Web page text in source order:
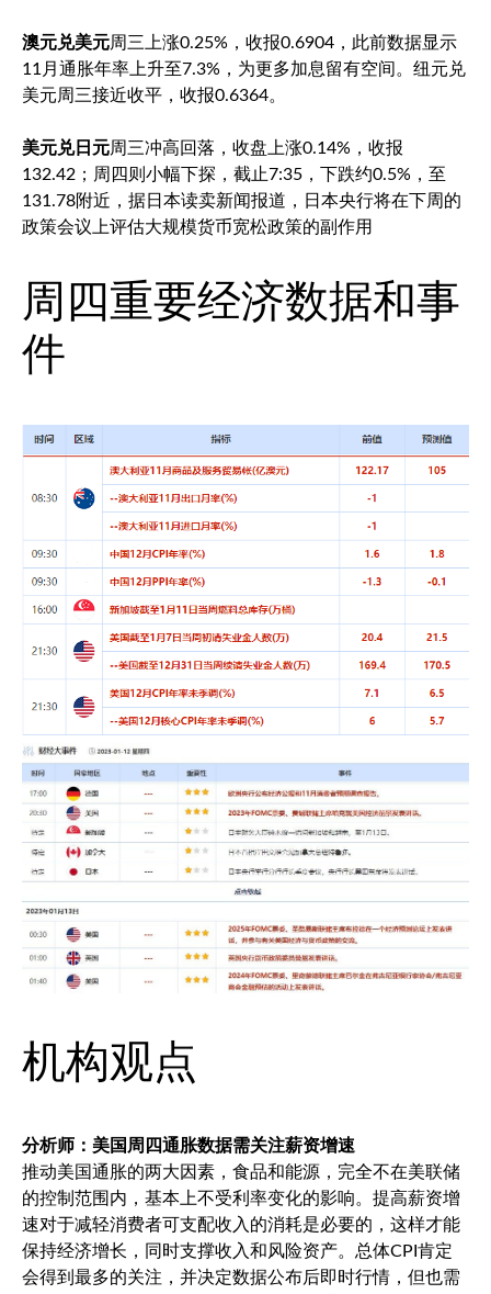
澳元兑美元周三上涨0.25%，收报0.6904，此前数据显示
11月通胀年率上升至7.3%，为更多加息留有空间。 纽元兑
美元周三接近收平，收报0.6364。
美元兑日元周三冲高回落，收盘上涨0.14%，收报
132.42；周四则小幅下探，截止7:35，下跌约0.5%，至
131.78附近，据日本读卖新闻报道，日本央行将在下周的
政策会议上评估大规模货币宽松政策的副作用
周四重要经济数据和事
件
机构观点
分析师：美国周四通胀数据需关注薪资增速
推动美国通胀的两大因素，食品和能源，完全不在美联储
的控制范围内，基本上不受利率变化的影响。提高薪资增
速对于减轻消费者可支配收入的消耗是必要的，这样才能
保持经济增长，同时支撑收入和风险资产。总体CPI肯定
会得到最多的关注，并决定数据公布后即时行情，但也需